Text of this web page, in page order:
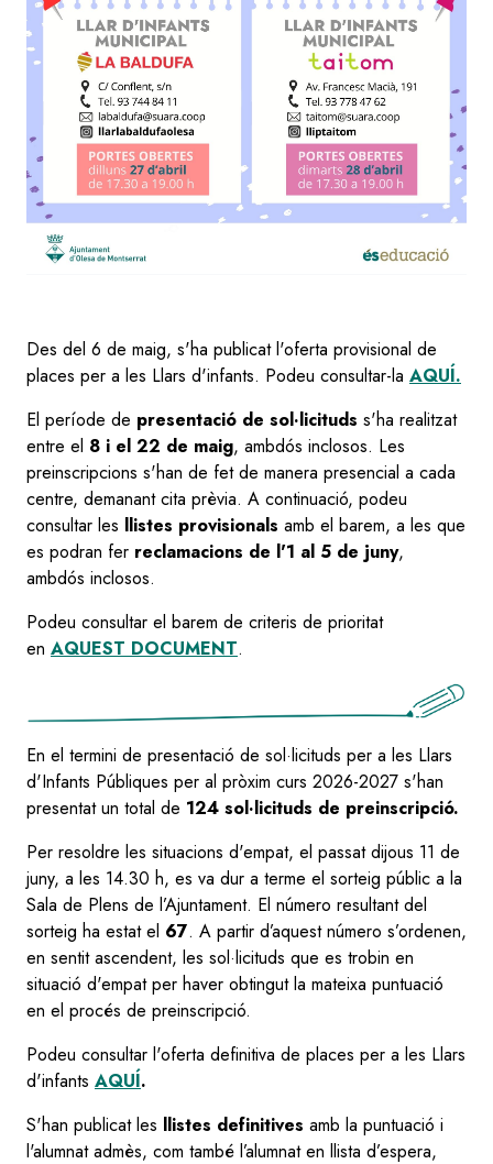
Des del 6 de maig, s'ha publicat l'oferta provisional de
places per a les Llars d'infants. Podeu consultar-la AQUÍ.
El període de presentació de sol·licituds s'ha realitzat
entre el 8 i el 22 de maig, ambdós inclosos. Les
preinscripcions s'han de fet de manera presencial a cada
centre, demanant cita prèvia. A continuació, podeu
consultar les llistes provisionals amb el barem, a les que
es podran fer reclamacions de l'1 al 5 de juny,
ambdós inclosos.
Podeu consultar el barem de criteris de prioritat
en AQUEST DOCUMENT.
En el termini de presentació de sol·licituds per a les Llars
d'Infants Públiques per al pròxim curs 2026-2027 s'han
presentat un total de 124 sol·licituds de preinscripció.
Per resoldre les situacions d'empat, el passat dijous 11 de
juny, a les 14.30 h, es va dur a terme el sorteig públic a la
Sala de Plens de l’Ajuntament. El número resultant del
sorteig ha estat el 67. A partir d’aquest número s’ordenen,
en sentit ascendent, les sol·licituds que es trobin en
situació d'empat per haver obtingut la mateixa puntuació
en el procés de preinscripció.
Podeu consultar l'oferta definitiva de places per a les Llars
d'infants AQUÍ.
S'han publicat les llistes definitives amb la puntuació i
l'alumnat admès, com també l’alumnat en llista d’espera,